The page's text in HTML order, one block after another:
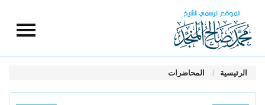
الرئيسية المحاضرات